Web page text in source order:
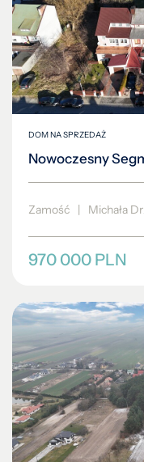
DOM NA SPRZEDAŻ
Nowoczesny
Zamość | Michała
970 000 PLN